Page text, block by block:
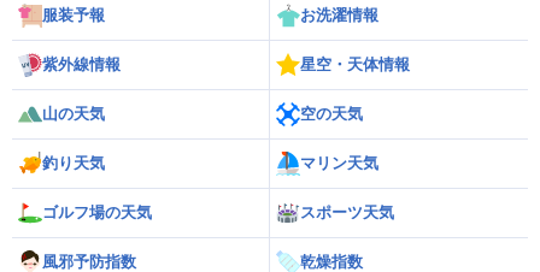
服装予報 お洗濯情報
紫外線情報 星空・天体情報
山の天気 空の天気
釣り天気 マリン天気
ゴルフ場の天気 スポーツ天気
風邪予防指数 乾燥指数